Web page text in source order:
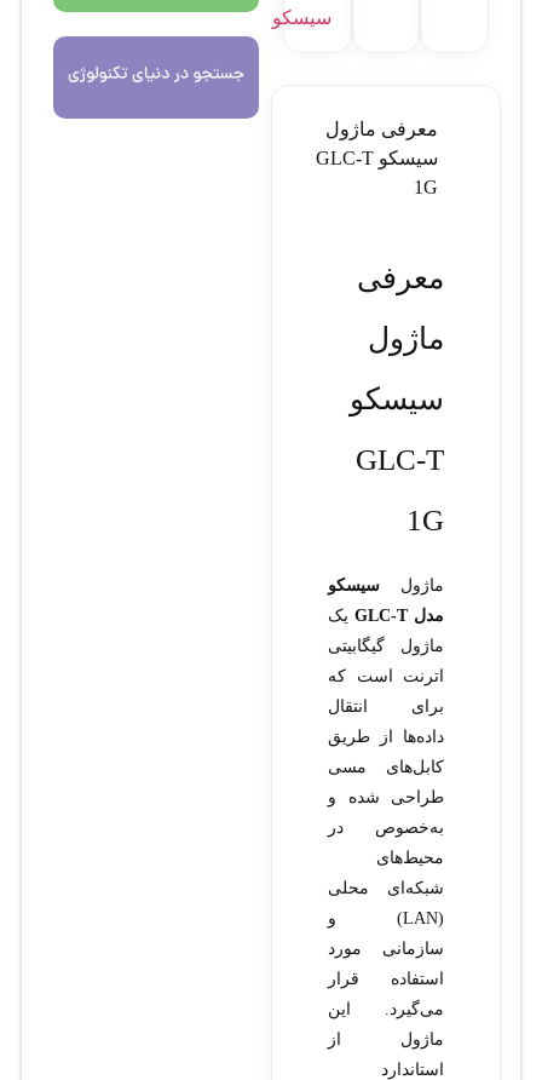
سیسکو
معرفی ماژول
سيسکو GLC-T
1G
معرفی
ماژول
سيسکو
GLC-T
1G
ماژول سیسکو
مدل GLC-T
یک
ماژول گیگابیتی
اترنت است که
برای انتقال
داده‌ها از طریق
کابل‌های مسی
طراحی شده و
به‌خصوص در
محیط‌های
شبکه‌ای محلی
(LAN) و
سازمانی مورد
استفاده قرار
می‌گیرد. این
ماژول از
استاندارد